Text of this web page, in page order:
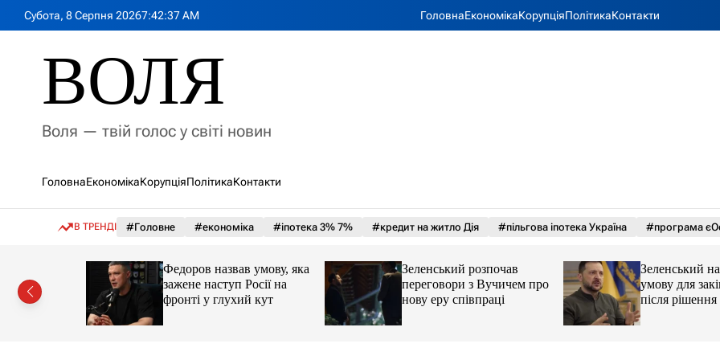
Субота, 8 Серпня 20267:42:39AM ГоловнаЕкономікаКорупціяПолітикаКонтакти
ВОЛЯ
Воля — твій голос у світі новин
ГоловнаЕкономікаКорупціяПолітикаКонтакти
В ТРЕНДІ #Головне #економіка #іпотека 3% 7% #кредит на житло Дія #пільгова іпотека Україна #програма
Федоров назвав умову, яка
зажене наступ Росії на
фронті у глухий кут
Зеленський розпочав
переговори з Вучичем про
нову еру співпраці
Зеленський
умову для
після рішення